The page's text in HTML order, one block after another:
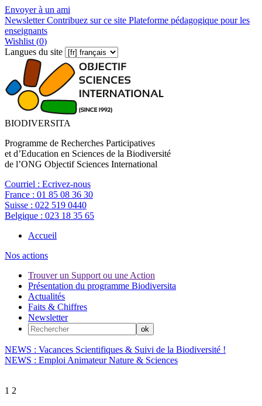
Envoyer à un ami
NewsletterContribuez sur ce site Plateforme pédagogique pour les
enseignants
Wishlist (0)
Langues du site
BIODIVERSITA
Programme de Recherches Participatives
et d’Education en Sciences de la Biodiversité
de l’ONG Objectif Sciences International
Courriel : Ecrivez-nous
France : 01 85 08 36 30
Suisse : 022 519 0440
Belgique : 023 18 35 65
Accueil
Nos actions
Trouver un Support ou une Action
Présentation du programme Biodiversita
Actualités
Faits & Chiffres
Newsletter
NEWS : Vacances Scientifiques & Suivi de la Biodiversité !
NEWS : Emploi Animateur Nature & Sciences
1 2